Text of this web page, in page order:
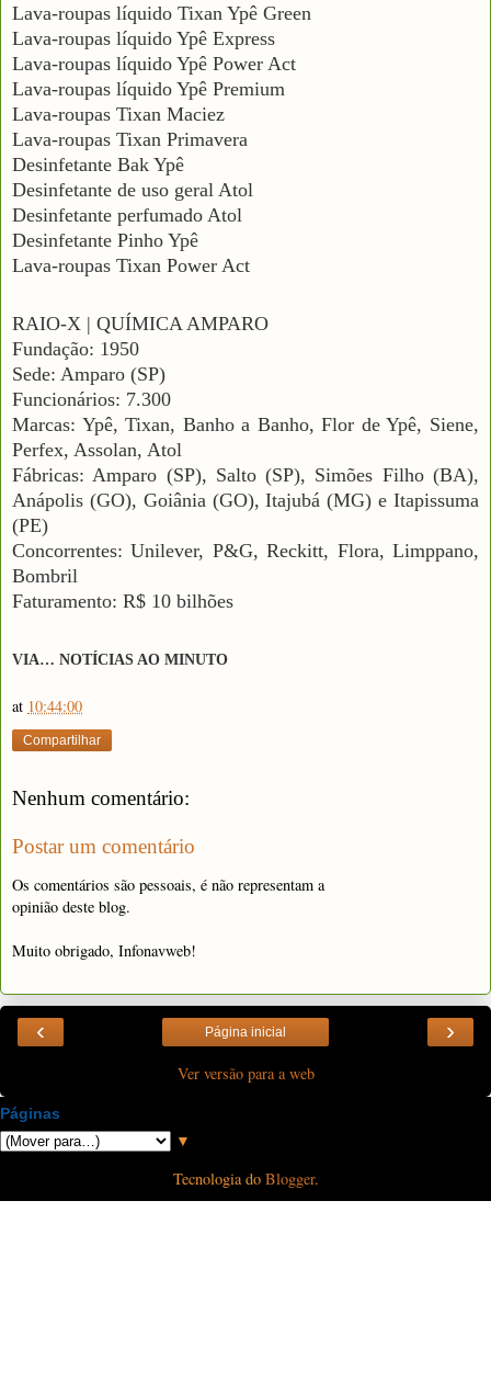
Lava-roupas líquido Tixan Ypê Green
Lava-roupas líquido Ypê Express
Lava-roupas líquido Ypê Power Act
Lava-roupas líquido Ypê Premium
Lava-roupas Tixan Maciez
Lava-roupas Tixan Primavera
Desinfetante Bak Ypê
Desinfetante de uso geral Atol
Desinfetante perfumado Atol
Desinfetante Pinho Ypê
Lava-roupas Tixan Power Act
RAIO-X | QUÍMICA AMPARO
Fundação: 1950
Sede: Amparo (SP)
Funcionários: 7.300
Marcas: Ypê, Tixan, Banho a Banho, Flor de Ypê, Siene,
Perfex, Assolan, Atol
Fábricas: Amparo (SP), Salto (SP), Simões Filho (BA),
Anápolis (GO), Goiânia (GO), Itajubá (MG) e Itapissuma
(PE)
Concorrentes: Unilever, P&G, Reckitt, Flora, Limppano,
Bombril
Faturamento: R$ 10 bilhões
VIA… NOTÍCIAS AO MINUTO
at 10:44:00
Compartilhar
Nenhum comentário:
Postar um comentário
Os comentários são pessoais, é não representam a
opinião deste blog.
Muito obrigado, Infonavweb!
‹ ›
Página inicial
Ver versão para a web
Páginas
▼
Tecnologia do Blogger.